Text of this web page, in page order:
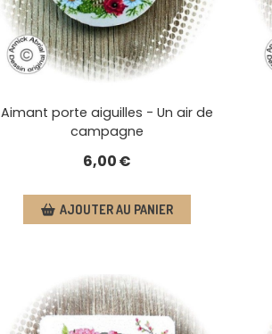
Aimant porte aiguilles - Un air de
campagne
6,00€
AJOUTER AU PANIER